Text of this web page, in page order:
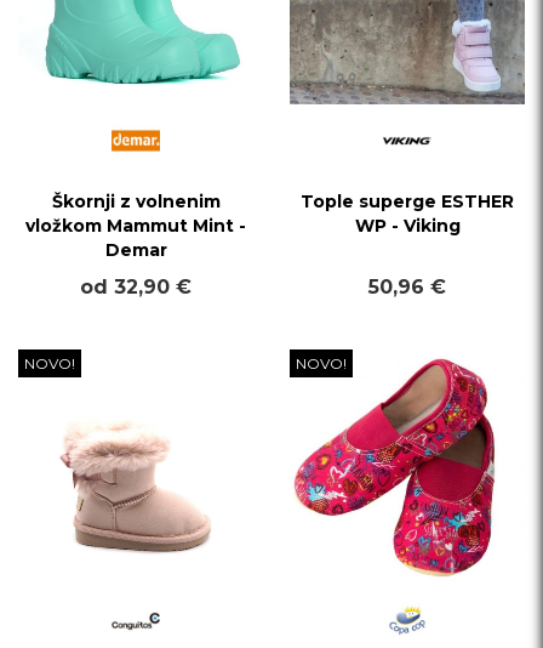
Škornji z volnenim
vložkom Mammut Mint -
Demar
od 32,90 €
Tople superge ESTHER
WP - Viking
50,96 €
NOVO! NOVO!